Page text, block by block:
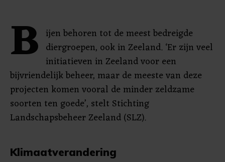
B ijen behoren tot de meest bedreigde
diergroepen, ook in Zeeland. ‘Er zijn veel
initiatieven in Zeeland voor een
bijvriendelijk beheer, maar de meeste van deze
projecten komen vooral de minder zeldzame
soorten ten goede’, stelt Stichting
Landschapsbeheer Zeeland (SLZ).
Klimaatverandering